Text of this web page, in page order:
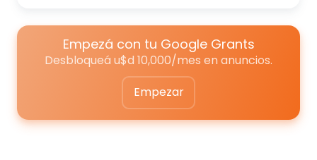
Empezá con tu Google Grants
Desbloqueá u$d 10,000/mes en anuncios.
Empezar